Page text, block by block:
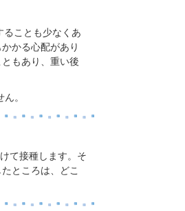
ことも少なくあ
かる心配があり
もあり、重い後
。
て接種します。そ
ところは、どこ